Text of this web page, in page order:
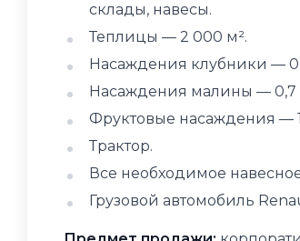
склады, навесы.
Теплицы — 2 000 м².
Насаждения клубники —
Насаждения малины — 0,7
Фруктовые насаждения — 1
Трактор.
Все необходимое
Грузовой автомобиль